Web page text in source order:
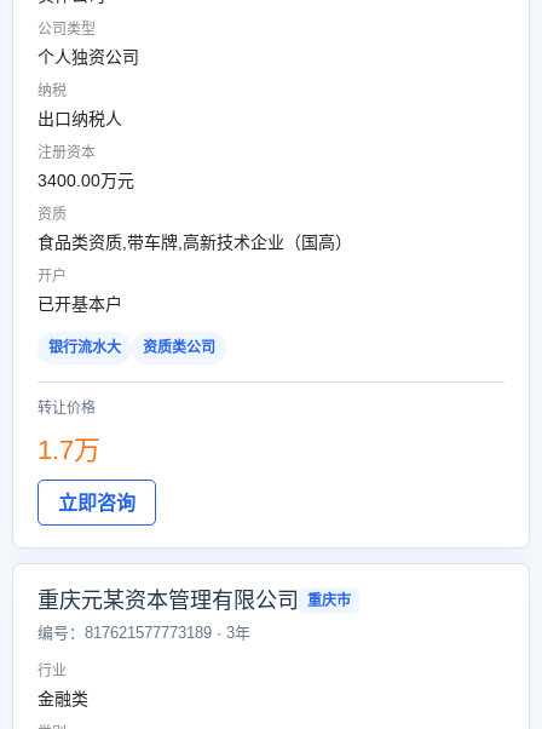
公司类型
个人独资公司
纳税
出口纳税人
注册资本
3400.00万元
资质
食品类资质,带车牌,高新技术企业（国高）
开户
已开基本户
银行流水大 资质类公司
转让价格
1.7万
立即咨询
重庆元某资本管理有限公司 重庆市
编号：817621577773189 · 3年
行业
金融类